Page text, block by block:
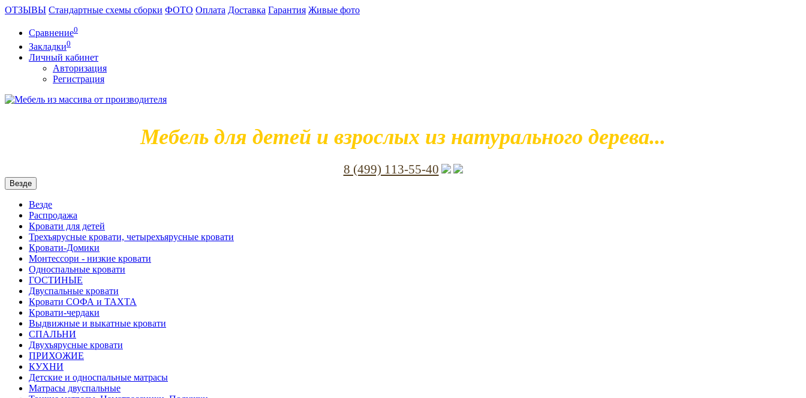
ОТЗЫВЫ Стандартные схемы сборки ФОТО Оплата Доставка Гарантия Живые фото
Сравнение0
Закладки0
Личный кабинет
Авторизация
Регистрация
Мебель для детей и взрослых из натурального дерева...
8 (499) 113-55-40
Везде
Везде
Распродажа
Кровати для детей
Трехъярусные кровати, четырехъярусные кровати
Кровати-Домики
Монтессори - низкие кровати
Односпальные кровати
ГОСТИНЫЕ
Двуспальные кровати
Кровати СОФА и ТАХТА
Кровати-чердаки
Выдвижные и выкатные кровати
СПАЛЬНИ
Двухъярусные кровати
ПРИХОЖИЕ
КУХНИ
Детские и односпальные матрасы
Матрасы двуспальные